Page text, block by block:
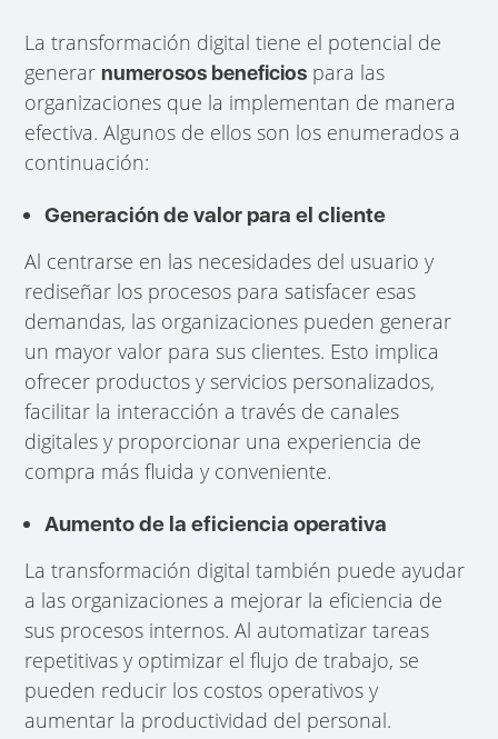
La transformación digital tiene el potencial de
generarnumerosos beneficios para las
organizaciones que la implementan de manera
efectiva. Algunos de ellos son los enumerados a
continuación:
Generación de valor para el cliente
Al centrarse en las necesidades del usuario y
rediseñar los procesos para satisfacer esas
demandas, las organizaciones pueden generar
un mayor valor para sus clientes. Esto implica
ofrecer productos y servicios personalizados,
facilitar la interacción a través de canales
digitales y proporcionar una experiencia de
compra más fluida y conveniente.
Aumento de la eficiencia operativa
La transformación digital también puede ayudar
a las organizaciones a mejorar la eficiencia de
sus procesos internos. Al automatizar tareas
repetitivas y optimizar el flujo de trabajo, se
pueden reducir los costos operativos y
aumentar la productividad del personal.